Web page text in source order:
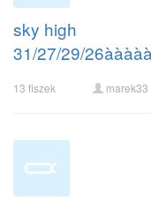
sky high
31/27/29/
13 fiszek marek33